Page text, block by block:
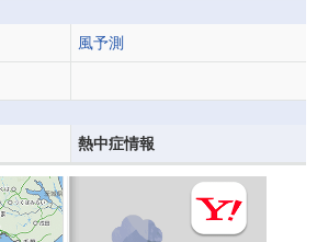
風予測
熱中症情報